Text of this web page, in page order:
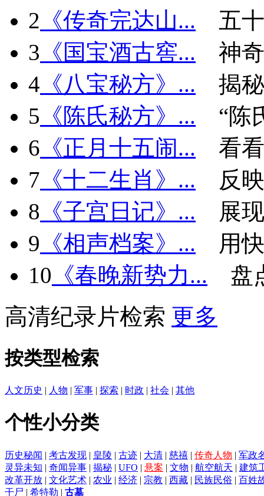
2 《传奇完达山...
五
3 《国宝酒古窖...
神
4 《八宝秘方》...
揭
5 《陈氏秘方》...
“陈
6 《正月十五闹...
看
7 《十二生肖》...
反
8 《子宫日记》...
展
9 《相声档案》...
用
10 《春晚新势力...
盘
高清纪录片检索 更多
按类型检索
人文历史 | 人物 | 军事 | 探索 | 时政 | 社会 | 其他
个性小分类
历史秘闻 | 考古发现 | 皇陵 | 古迹 | 大清 | 慈禧 | 传奇人物 | 军政
灵异未知 | 奇闻异事 | 揭秘 | UFO | 悬案 | 文物 | 航空航天 | 建筑
改革开放 | 文化艺术 | 农业 | 经济 | 宗教 | 西藏 | 民族民俗 | 百姓
干尸 | 希特勒 | 古墓